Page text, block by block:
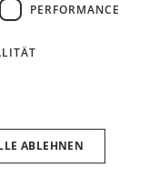
ein Unternehmensprofil
PERFORMANCE
ABLEHNEN